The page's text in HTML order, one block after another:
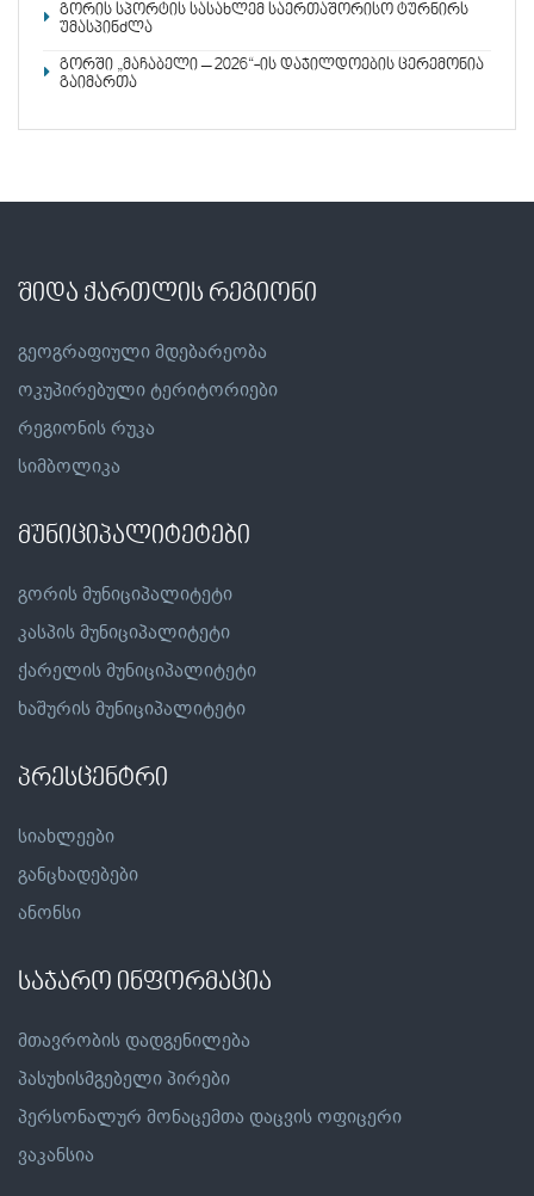
გორის სპორტის სასახლემ საერთაშორისო ტურნირს
უმასპინძლა
გორში „მაჩაბელი – 2026“-ის დაჯილდოების ცერემონია
გაიმართა
შიდა ქართლის რეგიონი
გეოგრაფიული მდებარეობა
ოკუპირებული ტერიტორიები
რეგიონის რუკა
სიმბოლიკა
მუნიციპალიტეტები
გორის მუნიციპალიტეტი
კასპის მუნიციპალიტეტი
ქარელის მუნიციპალიტეტი
ხაშურის მუნიციპალიტეტი
პრესცენტრი
სიახლეები
განცხადებები
ანონსი
საჯარო ინფორმაცია
მთავრობის დადგენილება
პასუხისმგებელი პირები
პერსონალურ მონაცემთა დაცვის ოფიცერი
ვაკანსია